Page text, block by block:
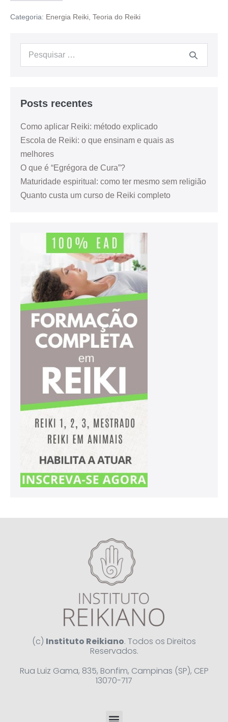
Categoria: Energia Reiki Teoria do Reiki
Posts recentes
Como aplicar Reiki: método explicado
Escola de Reiki: o que ensinam e quais as
melhores
O que é “Egrégora de Cura”?
Maturidade espiritual: como ter mesmo sem religião
Quanto custa um curso de Reiki completo
(c) Instituto Reikiano. Todos os Direitos
Reservados.
Rua Luiz Gama, 835, Bonfim, Campinas (SP), CEP
13070-717